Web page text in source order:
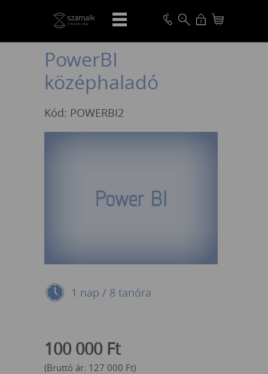
VISSZA
PowerBI
középhaladó
Kód: POWERBI2
1 nap / 8 tanóra
100 000 Ft
(Bruttó ár: 127 000 Ft)